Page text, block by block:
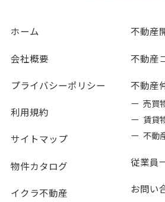
ホーム
会社概要
プライバシーポリシー
利用規約
サイトマップ
物件カタログ
イクラ不動産
不動産
不動産
不動産
ー 売買
ー 賃貸
ー 不動
従業員
お問い